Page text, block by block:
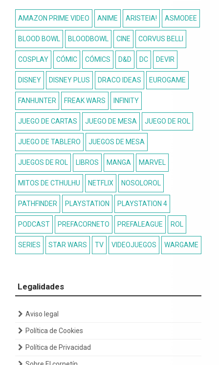
AMAZON PRIME VIDEO ANIME ARISTEIA! ASMODEE
BLOOD BOWL BLOODBOWL CINE CORVUS BELLI
COSPLAY CÓMIC CÓMICS D&D DC DEVIR
DISNEY DISNEY PLUS DRACO IDEAS EUROGAME
FANHUNTER FREAK WARS INFINITY
JUEGO DE CARTAS JUEGO DE MESA JUEGO DE ROL
JUEGO DE TABLERO JUEGOS DE MESA
JUEGOS DE ROL LIBROS MANGA MARVEL
MITOS DE CTHULHU NETFLIX NOSOLOROL
PATHFINDER PLAYSTATION PLAYSTATION 4
PODCAST PREFACORNETO PREFALEAGUE ROL
SERIES STAR WARS TV VIDEOJUEGOS WARGAME
Legalidades
Aviso legal
Política de Cookies
Política de Privacidad